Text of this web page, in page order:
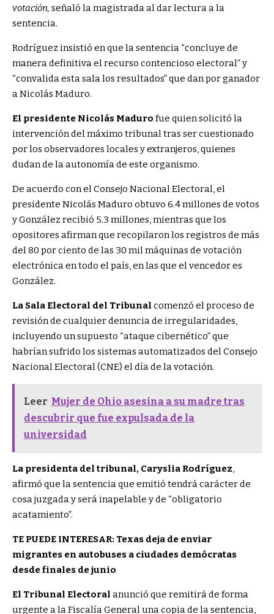
votación, señaló la magistrada al dar lectura a la
sentencia.
Rodríguez insistió en que la sentencia “concluye de
manera definitiva el recurso contencioso electoral” y
“convalida esta sala los resultados” que dan por ganador
a Nicolás Maduro.
El presidente Nicolás Maduro fue quien solicitó la
intervención del máximo tribunal tras ser cuestionado
por los observadores locales y extranjeros, quienes
dudan de la autonomía de este organismo.
De acuerdo con el Consejo Nacional Electoral, el
presidente Nicolás Maduro obtuvo 6.4 millones de votos
y González recibió 5.3 millones, mientras que los
opositores afirman que recopilaron los registros de más
del 80 por ciento de las 30 mil máquinas de votación
electrónica en todo el país, en las que el vencedor es
González.
La Sala Electoral del Tribunal comenzó el proceso de
revisión de cualquier denuncia de irregularidades,
incluyendo un supuesto “ataque cibernético” que
habrían sufrido los sistemas automatizados del Consejo
Nacional Electoral (CNE) el día de la votación.
Leer Mujer de Ohio asesina a su madre tras
descubrir que fue expulsada de la
universidad
La presidenta del tribunal, Caryslia Rodríguez,
afirmó que la sentencia que emitió tendrá carácter de
cosa juzgada y será inapelable y de “obligatorio
acatamiento”.
TE PUEDE INTERESAR: Texas deja de enviar
migrantes en autobuses a ciudades demócratas
desde finales de junio
El Tribunal Electoral anunció que remitirá de forma
urgente a la Fiscalía General una copia de la sentencia,